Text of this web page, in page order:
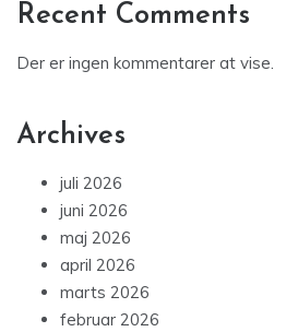
Recent Comments
Der er ingen kommentarer at vise.
Archives
juli 2026
juni 2026
maj 2026
april 2026
marts 2026
februar 2026